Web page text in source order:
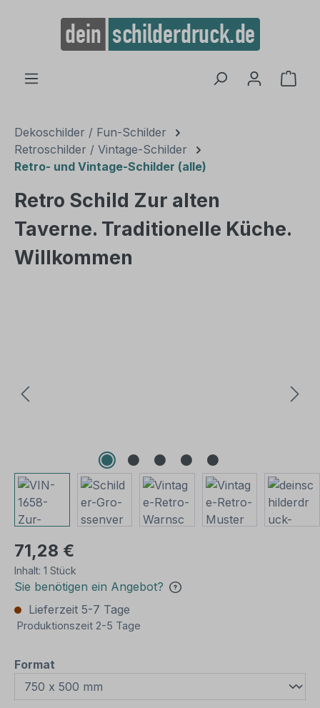
springen
Dekoschilder / Fun-Schilder
Retroschilder / Vintage-Schilder
Retro- und Vintage-Schilder (alle)
Retro Schild Zur alten
Taverne. Traditionelle Küche.
Willkommen
71,28 €
Inhalt: 1 Stück
Sie benötigen ein Angebot?
Lieferzeit 5-7 Tage
Produktionszeit 2-5 Tage
Format